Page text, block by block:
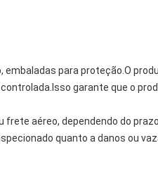
embaladas para proteção.O
garante que o
aéreo, dependendo do
quanto a danos ou